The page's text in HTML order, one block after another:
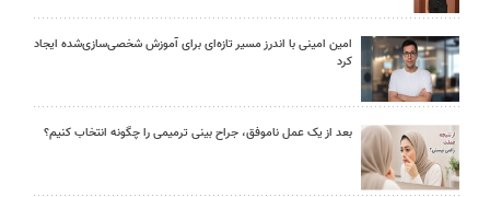
امین امینی با اندرز مسیر تازه‌ای برای آموزش شخصی‌سازی‌شده ایجاد
کرد
بعد از یک عمل ناموفق، جراح بینی ترمیمی را چگونه انتخاب کنیم؟